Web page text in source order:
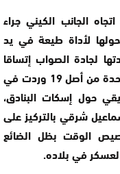
الجانب الكيني جراء
لأداة طيعة في يد
لجادة الصواب إتساقا
وتاريخها، معربة عن إدانتها العمل بفقرة واحدة من أصل 19 وردت في
14 للاتحاد الأفريقي حول إسكات البنادق،
شرقي بالتركيز على
الوقت بظل الضائع
في بلاده.